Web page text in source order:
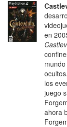
en
los
juego
ahora